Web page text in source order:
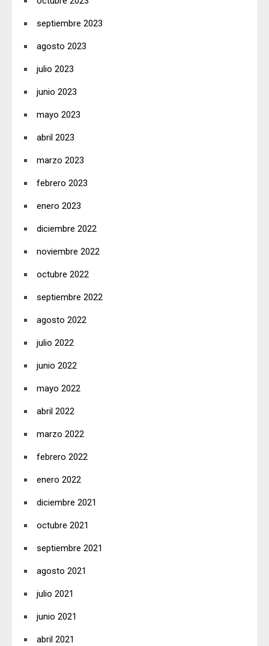
septiembre 2023
agosto 2023
julio 2023
junio 2023
mayo 2023
abril 2023
marzo 2023
febrero 2023
enero 2023
diciembre 2022
noviembre 2022
octubre 2022
septiembre 2022
agosto 2022
julio 2022
junio 2022
mayo 2022
abril 2022
marzo 2022
febrero 2022
enero 2022
diciembre 2021
octubre 2021
septiembre 2021
agosto 2021
julio 2021
junio 2021
abril 2021